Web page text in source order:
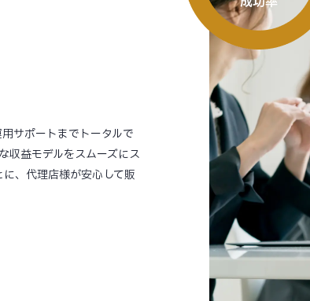
サポートまでトータルで
収益モデルをスムーズにス
、代理店様が安心して販